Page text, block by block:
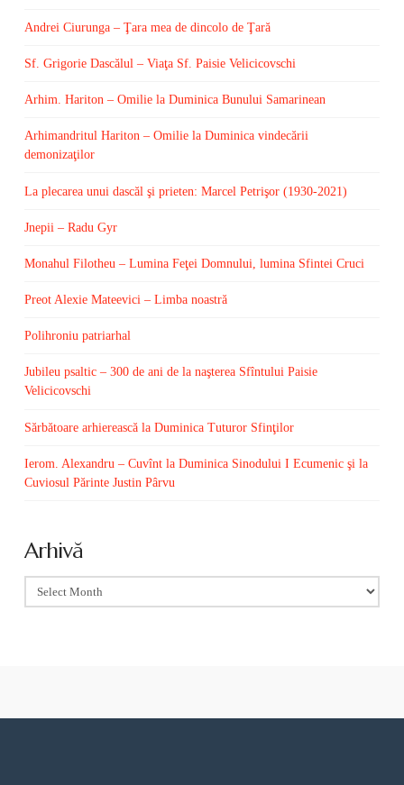
Andrei Ciurunga – Ţara mea de dincolo de Ţară
Sf. Grigorie Dascălul – Viaţa Sf. Paisie Velicicovschi
Arhim. Hariton – Omilie la Duminica Bunului Samarinean
Arhimandritul Hariton – Omilie la Duminica vindecării
demonizaţilor
La plecarea unui dascăl şi prieten: Marcel Petrişor (1930-2021)
Jnepii – Radu Gyr
Monahul Filotheu – Lumina Feţei Domnului, lumina Sfintei Cruci
Preot Alexie Mateevici – Limba noastră
Polihroniu patriarhal
Jubileu psaltic – 300 de ani de la naşterea Sfîntului Paisie
Velicicovschi
Sărbătoare arhierească la Duminica Tuturor Sfinţilor
Ierom. Alexandru – Cuvînt la Duminica Sinodului I Ecumenic şi la
Cuviosul Părinte Justin Pârvu
Arhivă
Arhivă